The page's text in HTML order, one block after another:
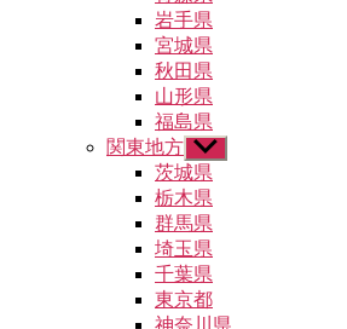
メ
ニ
ュ
ー
を
表
示
岩手県
宮城県
秋田県
山形県
福島県
関東地方 サ
ブ
メ
ニ
ュ
ー
を
表
示
茨城県
栃木県
群馬県
埼玉県
千葉県
東京都
神奈川県